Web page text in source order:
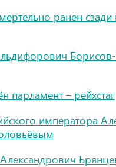
ранен
парламент – рейхстаг
императора